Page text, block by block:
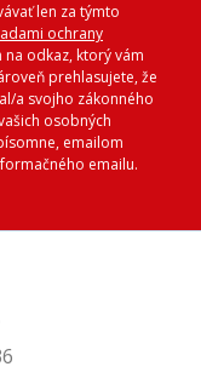
len za týmto
ochrany
na odkaz, ktorý vám
prehlasujete, že
a svojho zákonného
osobných
emailom
emailu.